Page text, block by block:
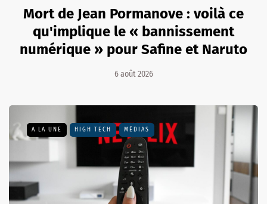
Mort de Jean Pormanove : voilà ce
qu'implique le « bannissement
numérique » pour Safine et Naruto
6 août 2026
A LA UNE HIGH TECH MÉDIAS